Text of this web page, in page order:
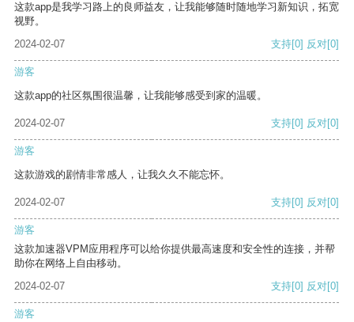
这款app是我学习路上的良师益友，让我能够随时随地学习新知识，拓宽
视野。
2024-02-07
支持[0] 反对[0]
游客
这款app的社区氛围很温馨，让我能够感受到家的温暖。
2024-02-07 支持[0] 反对[0]
游客
这款游戏的剧情非常感人，让我久久不能忘怀。
2024-02-07 支持[0] 反对[0]
游客
这款加速器VPM应用程序可以给你提供最高速度和安全性的连接，并帮
助你在网络上自由移动。
2024-02-07
支持[0] 反对[0]
游客